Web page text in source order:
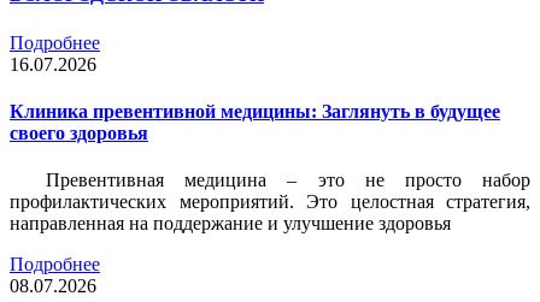
Подробнее
16.07.2026
Клиника превентивной медицины: Заглянуть в будущее
своего здоровья
Превентивная медицина – это не просто набор
профилактических мероприятий. Это целостная стратегия,
направленная на поддержание и улучшение здоровья
Подробнее
08.07.2026